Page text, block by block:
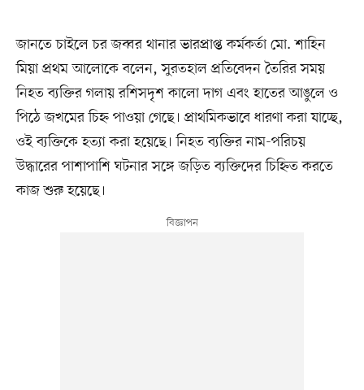
জানতে চাইলে চর জব্বর থানার ভারপ্রাপ্ত কর্মকর্তা মো. শাহিন
মিয়া প্রথম আলোকে বলেন, সুরতহাল প্রতিবেদন তৈরির সময়
নিহত ব্যক্তির গলায় রশিসদৃশ কালো দাগ এবং হাতের আঙুলে ও
পিঠে জখমের চিহ্ন পাওয়া গেছে। প্রাথমিকভাবে ধারণা করা যাচ্ছে,
ওই ব্যক্তিকে হত্যা করা হয়েছে। নিহত ব্যক্তির নাম-পরিচয়
উদ্ধারের পাশাপাশি ঘটনার সঙ্গে জড়িত ব্যক্তিদের চিহ্নিত করতে
কাজ শুরু হয়েছে।